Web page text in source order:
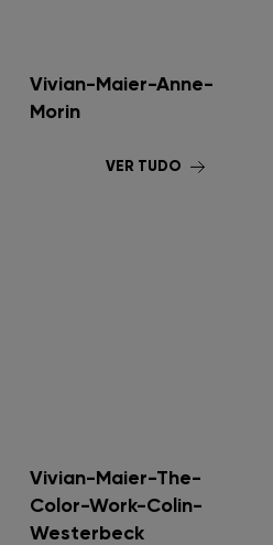
Vivian-Maier-Anne-
Morin
VER TUDO
Vivian-Maier-The-
Color-Work-Colin-
Westerbeck